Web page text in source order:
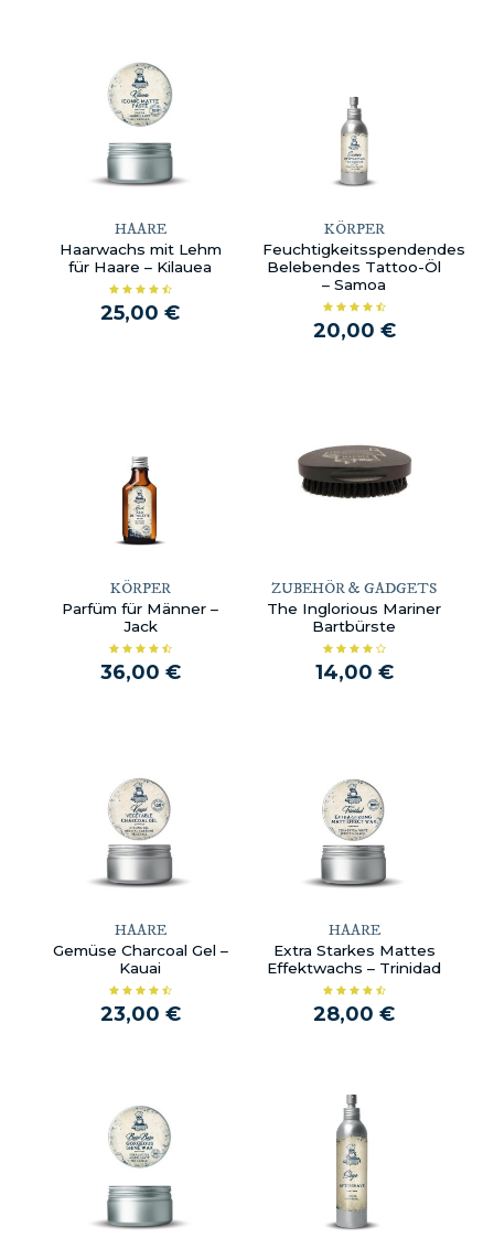
HAARE
Haarwachs mit Lehm
für Haare – Kilauea
25,00 €
KÖRPER
Feuchtigkeitsspendendes
Belebendes Tattoo-Öl
– Samoa
20,00 €
KÖRPER
Parfüm für Männer –
Jack
36,00 €
ZUBEHÖR & GADGETS
The Inglorious Mariner
Bartbürste
14,00 €
HAARE
Gemüse Charcoal Gel –
Kauai
23,00 €
HAARE
Extra Starkes Mattes
Effektwachs – Trinidad
28,00 €